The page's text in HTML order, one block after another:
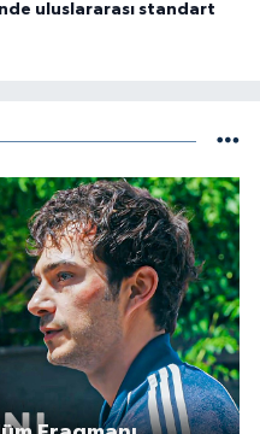
uluslararası standart